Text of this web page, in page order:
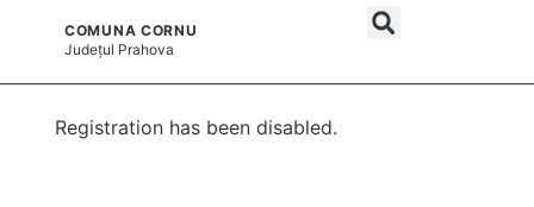
COMUNA CORNU
Județul Prahova
Registration has been disabled.